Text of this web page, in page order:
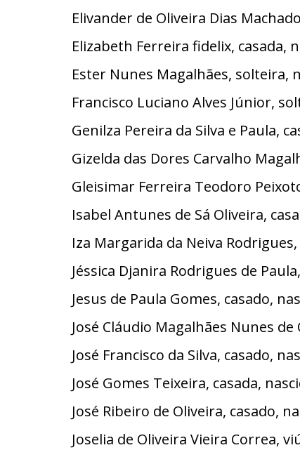
Elivander de Oliveira Dias
Elizabeth Ferreira fidelix, casada,
Ester Nunes Magalhães, solteira,
Francisco Luciano Alves Júnior,
Genilza Pereira da Silva e Paula,
Gizelda das Dores Carvalho
Gleisimar Ferreira Teodoro
Isabel Antunes de Sá Oliveira,
Iza Margarida da Neiva
Jéssica Djanira Rodrigues de
Jesus de Paula Gomes, casado,
José Cláudio Magalhães Nunes
José Francisco da Silva, casado,
José Gomes Teixeira, casada,
José Ribeiro de Oliveira, casado,
Joselia de Oliveira Vieira Correa,